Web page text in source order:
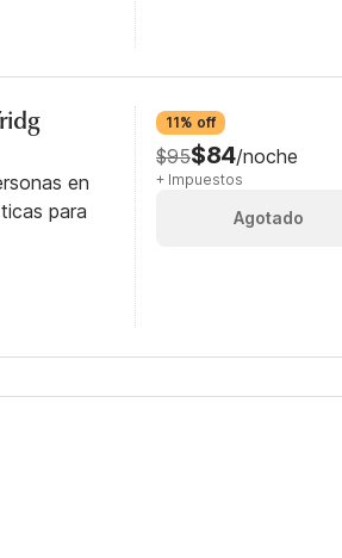
en
para
11% off
$95$84/noche
+ Impuestos
Agotado